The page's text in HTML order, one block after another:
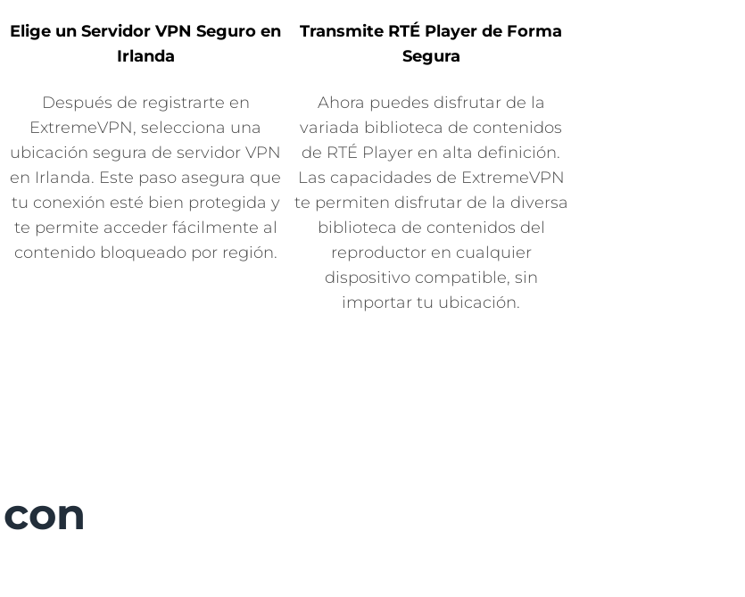
Elige un Servidor VPN Seguro en
Irlanda
Después de registrarte en
ExtremeVPN, selecciona una
ubicación segura de servidor VPN
en Irlanda. Este paso asegura que
tu conexión esté bien protegida y
te permite acceder fácilmente al
contenido bloqueado por región.
Transmite RTÉ Player de Forma
Segura
Ahora puedes disfrutar de la
variada biblioteca de contenidos
de RTÉ Player en alta definición.
Las capacidades de ExtremeVPN
te permiten disfrutar de la diversa
biblioteca de contenidos del
reproductor en cualquier
dispositivo compatible, sin
importar tu ubicación.
con